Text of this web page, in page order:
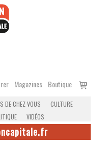
Magazines Boutique
Voir
DE CHEZ VOUS
CULTURE
VIDÉOS